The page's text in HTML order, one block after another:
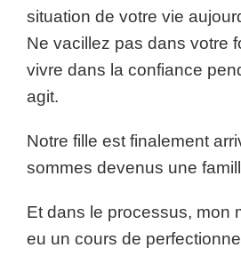
situation de votre vie
Ne vacillez pas dans votre
vivre dans la confiance
agit.
Notre fille est finalement
sommes devenus une
Et dans le processus, mon
eu un cours de